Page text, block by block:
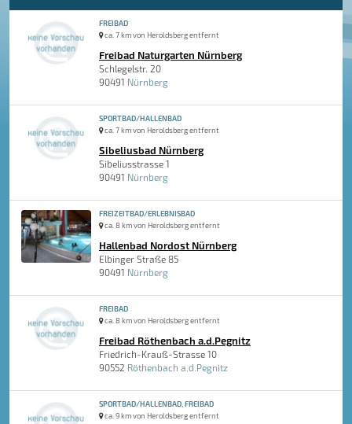
FREIBAD
ca. 7 km von Heroldsberg entfernt
Freibad Naturgarten Nürnberg
Schlegelstr. 20
90491 Nürnberg
SPORTBAD/HALLENBAD
ca. 7 km von Heroldsberg entfernt
Sibeliusbad Nürnberg
Sibeliusstrasse 1
90491 Nürnberg
FREIZEITBAD/ERLEBNISBAD
ca. 8 km von Heroldsberg entfernt
Hallenbad Nordost Nürnberg
Elbinger Straße 85
90491 Nürnberg
FREIBAD
ca. 8 km von Heroldsberg entfernt
Freibad Röthenbach a.d.Pegnitz
Friedrich-Krauß-Strasse 10
90552 Röthenbach a.d.Pegnitz
SPORTBAD/HALLENBAD, FREIBAD
ca. 9 km von Heroldsberg entfernt